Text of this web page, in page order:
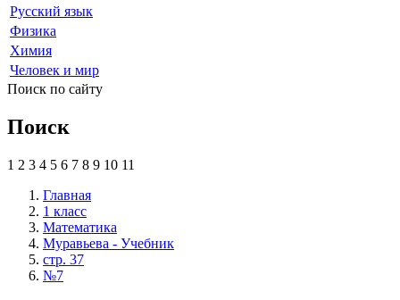
Русский язык
Физика
Химия
Человек и мир
Поиск по сайту
Поиск
1 2 3 4 5 6 7 8 9 10 11
Главная
1 класс
Математика
Муравьева - Учебник
стр. 37
№7